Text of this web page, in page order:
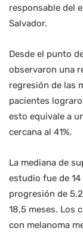
responsable del
Salvador.
Desde el punto
observaron una
regresión de las
pacientes
esto equivale a
cercana al 41%.
La mediana de
estudio fue de
progresión de
18,5 meses. Los
con melanoma